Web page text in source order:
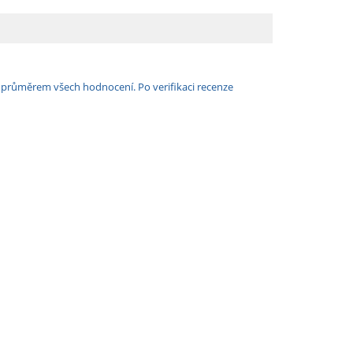
všech hodnocení. Po verifikaci recenze